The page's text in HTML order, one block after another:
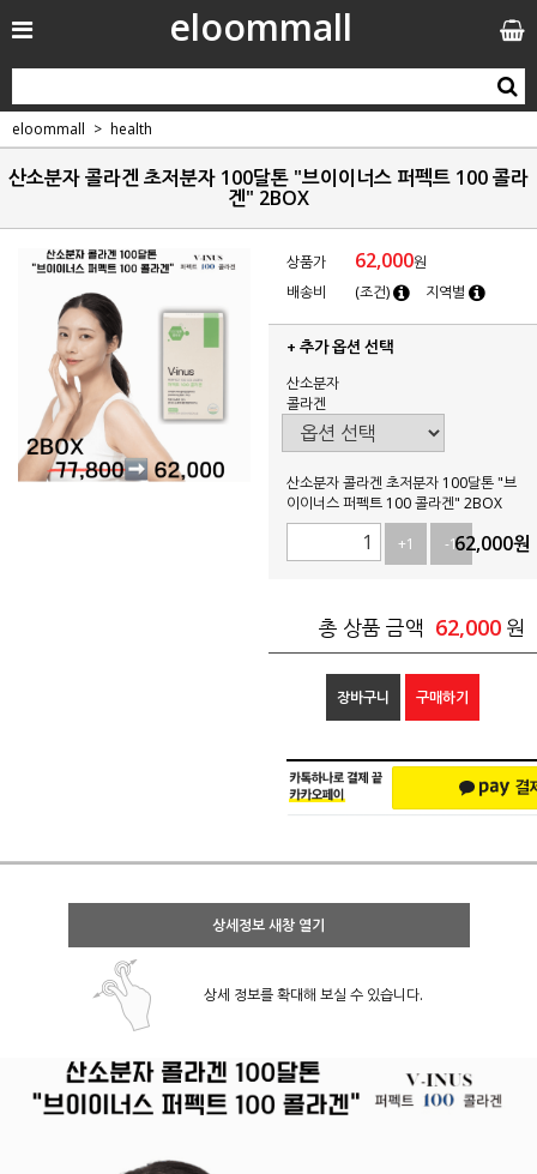
eloommall
eloommall health
산소분자 콜라겐 초저분자 100달톤 "브이이너스 퍼펙트 100 콜라
겐" 2BOX
상품가 62,000원
배송비
(조건) 지역별
+ 추가 옵션 선택
산소분자
콜라겐
산소분자 콜라겐 초저분자 100달톤 "브
이이너스 퍼펙트 100 콜라겐" 2BOX
+1
-162,000원
총 상품 금액 62,000 원
장바구니 구매하기
상세정보 새창 열기
상세 정보를 확대해 보실 수 있습니다.